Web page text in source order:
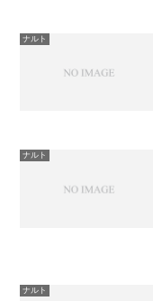
ナルト
ナルト
ナルト